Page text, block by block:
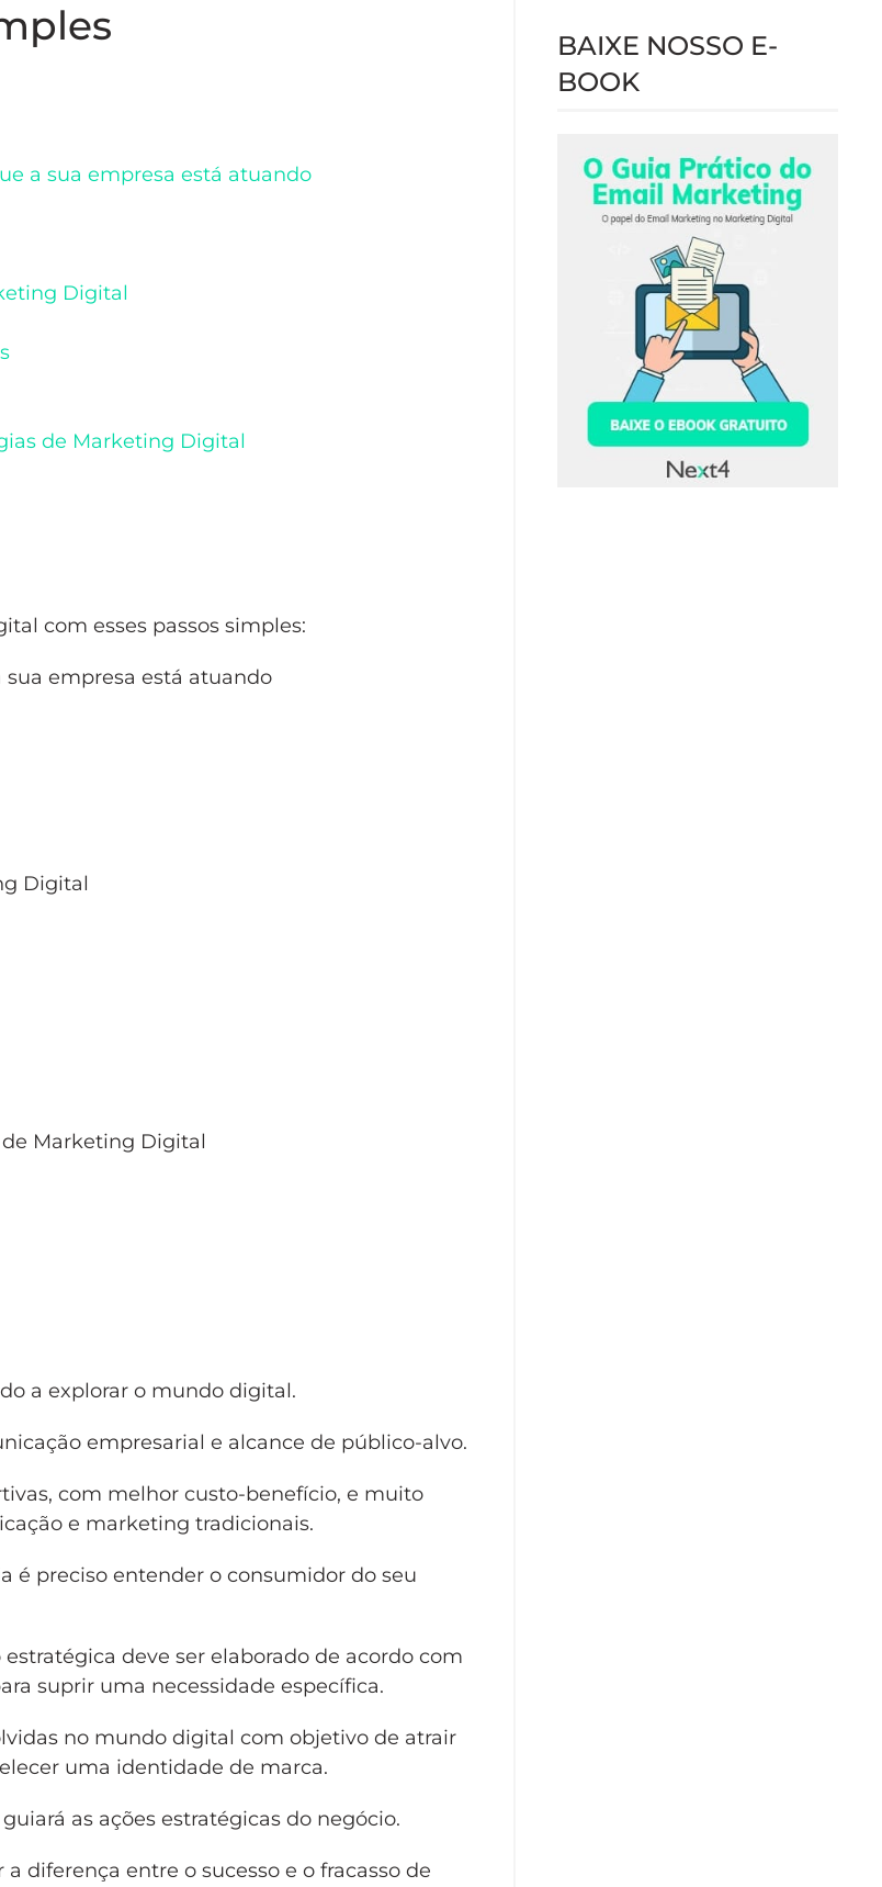
a sua empresa está atuando
Digital
de Marketing Digital
com esses passos simples:
empresa está atuando
Digital
de Marketing Digital
a explorar o mundo digital.
empresarial e alcance de público-alvo.
com melhor custo-benefício, e muito
e marketing tradicionais.
é preciso entender o consumidor do seu
deve ser elaborado de acordo com
suprir uma necessidade específica.
no mundo digital com objetivo de atrair
uma identidade de marca.
as ações estratégicas do negócio.
diferença entre o sucesso e o fracasso de
BAIXE NOSSO E-
BOOK